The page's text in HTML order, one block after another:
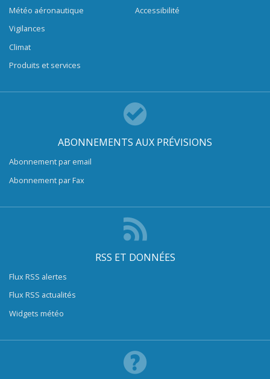
Météo aéronautique
Vigilances
Climat
Produits et services
Accessibilité
ABONNEMENTS AUX PRÉVISIONS
Abonnement par email
Abonnement par Fax
RSS ET DONNÉES
Flux RSS alertes
Flux RSS actualités
Widgets météo